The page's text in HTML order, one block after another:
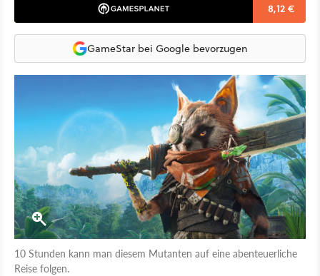
8,12 €
GameStar bei Google bevorzugen
10 Stunden kann man diesem Mutanten auf eine abenteuerliche
Reise folgen.